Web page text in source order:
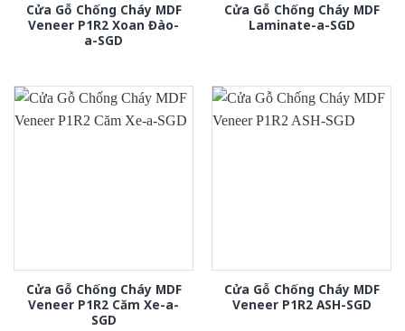
Cửa Gỗ Chống Cháy MDF
Veneer P1R2 Xoan Đào-
a-SGD
Cửa Gỗ Chống Cháy MDF
Laminate-a-SGD
Cửa Gỗ Chống Cháy MDF
Veneer P1R2 Căm Xe-a-
SGD
Cửa Gỗ Chống Cháy MDF
Veneer P1R2 ASH-SGD